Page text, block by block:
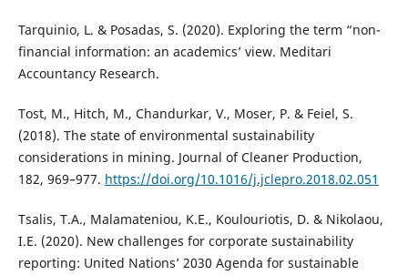
Tarquinio, L. & Posadas, S. (2020). Exploring the term “non-
financial information: an academics’ view. Meditari
Accountancy Research.
Tost, M., Hitch, M., Chandurkar, V., Moser, P. & Feiel, S.
(2018). The state of environmental sustainability
considerations in mining. Journal of Cleaner Production,
182, 969–977. https://doi.org/10.1016/j.jclepro.2018.02.051
Tsalis, T.A., Malamateniou, K.E., Koulouriotis, D. & Nikolaou,
I.E. (2020). New challenges for corporate sustainability
reporting: United Nations’ 2030 Agenda for sustainable